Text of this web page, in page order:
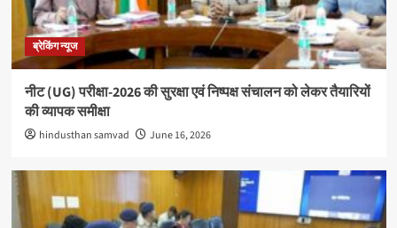
ब्रेकिंग न्यूज
नीट (UG) परीक्षा-2026 की सुरक्षा एवं निष्पक्ष संचालन को लेकर तैयारियों
की व्यापक समीक्षा
hindusthan samvad June 16, 2026